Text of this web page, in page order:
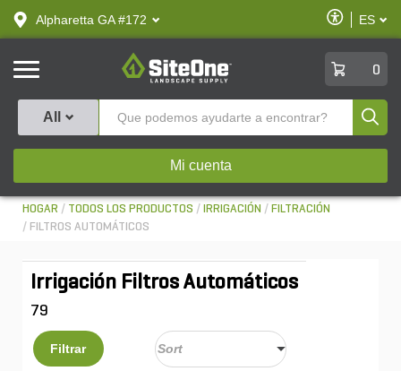
text.skipToContent
text.skipToNavigation
Alpharetta GA #172
Habilitar
ES
SiteOne
0
All
Mi cuenta
HOGAR TODOS LOS PRODUCTOS IRRIGACIÓN
FILTRACIÓN
FILTROS AUTOMÁTICOS
Irrigación Filtros Automáticos
79
Filtrar